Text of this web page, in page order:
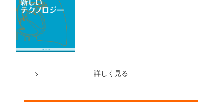
詳しく見る